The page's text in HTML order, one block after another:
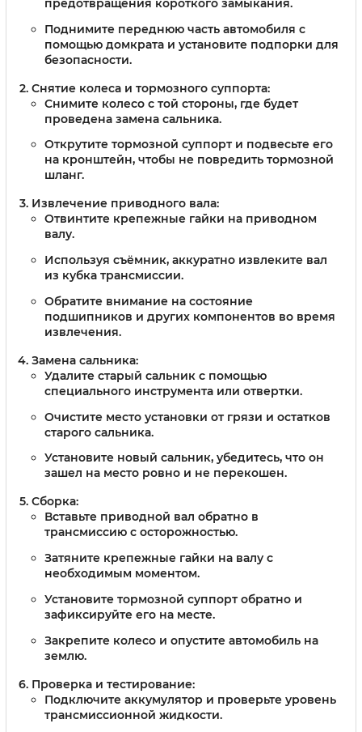
предотвращения короткого замыкания.
Поднимите переднюю часть автомобиля с
помощью домкрата и установите подпорки для
безопасности.
Снятие колеса и тормозного суппорта:
Снимите колесо с той стороны, где будет
проведена замена сальника.
Открутите тормозной суппорт и подвесьте его
на кронштейн, чтобы не повредить тормозной
шланг.
Извлечение приводного вала:
Отвинтите крепежные гайки на приводном
валу.
Используя съёмник, аккуратно извлеките вал
из кубка трансмиссии.
Обратите внимание на состояние
подшипников и других компонентов во время
извлечения.
Замена сальника:
Удалите старый сальник с помощью
специального инструмента или отвертки.
Очистите место установки от грязи и остатков
старого сальника.
Установите новый сальник, убедитесь, что он
зашел на место ровно и не перекошен.
Сборка:
Вставьте приводной вал обратно в
трансмиссию с осторожностью.
Затяните крепежные гайки на валу с
необходимым моментом.
Установите тормозной суппорт обратно и
зафиксируйте его на месте.
Закрепите колесо и опустите автомобиль на
землю.
Проверка и тестирование:
Подключите аккумулятор и проверьте уровень
трансмиссионной жидкости.